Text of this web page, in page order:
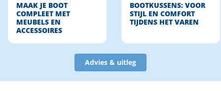
MAAK JE BOOT
COMPLEET MET
MEUBELS EN
ACCESSOIRES
BOOTKUSSENS: VOOR
STIJL EN COMFORT
TIJDENS HET VAREN
Advies & uitleg